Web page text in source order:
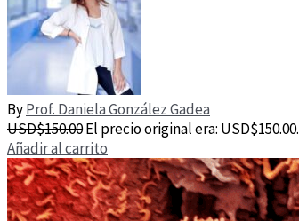
ByProf. Daniela González Gadea
USD$150.00El precio original era: USD$150.00.
Añadir al carrito